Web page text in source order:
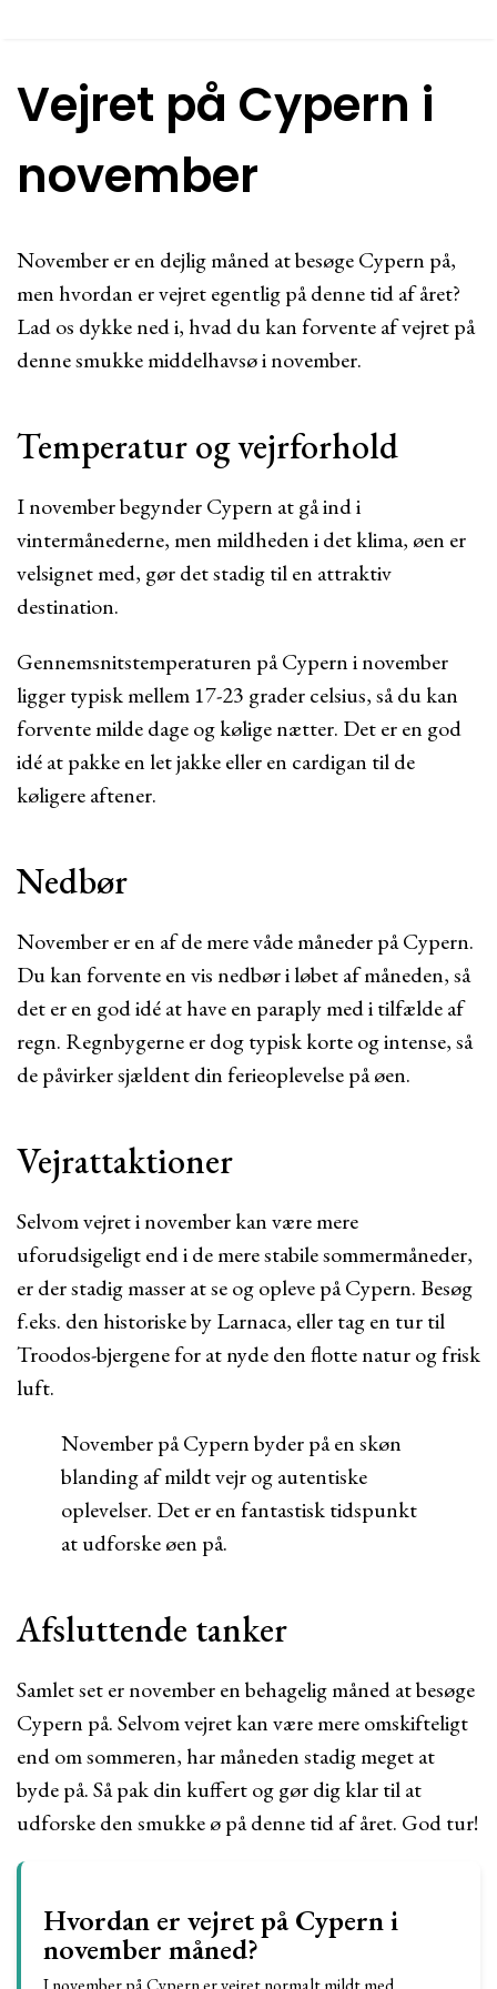
Vejret på Cypern i
november
November er en dejlig måned at besøge Cypern på,
men hvordan er vejret egentlig på denne tid af året?
Lad os dykke ned i, hvad du kan forvente af vejret på
denne smukke middelhavsø i november.
Temperatur og vejrforhold
I november begynder Cypern at gå ind i
vintermånederne, men mildheden i det klima, øen er
velsignet med, gør det stadig til en attraktiv
destination.
Gennemsnitstemperaturen på Cypern i november
ligger typisk mellem 17-23 grader celsius, så du kan
forvente milde dage og kølige nætter. Det er en god
idé at pakke en let jakke eller en cardigan til de
køligere aftener.
Nedbør
November er en af de mere våde måneder på Cypern.
Du kan forvente en vis nedbør i løbet af måneden, så
det er en god idé at have en paraply med i tilfælde af
regn. Regnbygerne er dog typisk korte og intense, så
de påvirker sjældent din ferieoplevelse på øen.
Vejrattaktioner
Selvom vejret i november kan være mere
uforudsigeligt end i de mere stabile sommermåneder,
er der stadig masser at se og opleve på Cypern. Besøg
f.eks. den historiske by Larnaca, eller tag en tur til
Troodos-bjergene for at nyde den flotte natur og frisk
luft.
November på Cypern byder på en skøn
blanding af mildt vejr og autentiske
oplevelser. Det er en fantastisk tidspunkt
at udforske øen på.
Afsluttende tanker
Samlet set er november en behagelig måned at besøge
Cypern på. Selvom vejret kan være mere omskifteligt
end om sommeren, har måneden stadig meget at
byde på. Så pak din kuffert og gør dig klar til at
udforske den smukke ø på denne tid af året. God tur!
Hvordan er vejret på Cypern i
november måned?